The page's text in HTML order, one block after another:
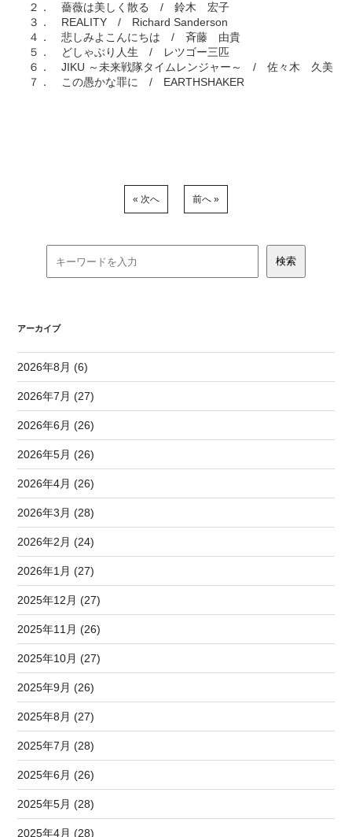
２． 薔薇は美しく散る / 鈴木 宏子
３． REALITY / Richard Sanderson
４． 悲しみよこんにちは / 斉藤 由貴
５． どしゃぶり人生 / レツゴー三匹
６． JIKU ～未来戦隊タイムレンジャー～ / 佐々木 久美
７． この愚かな罪に / EARTHSHAKER
« 次へ 前へ »
アーカイブ
2026年8月 (6)
2026年7月 (27)
2026年6月 (26)
2026年5月 (26)
2026年4月 (26)
2026年3月 (28)
2026年2月 (24)
2026年1月 (27)
2025年12月 (27)
2025年11月 (26)
2025年10月 (27)
2025年9月 (26)
2025年8月 (27)
2025年7月 (28)
2025年6月 (26)
2025年5月 (28)
2025年4月 (28)